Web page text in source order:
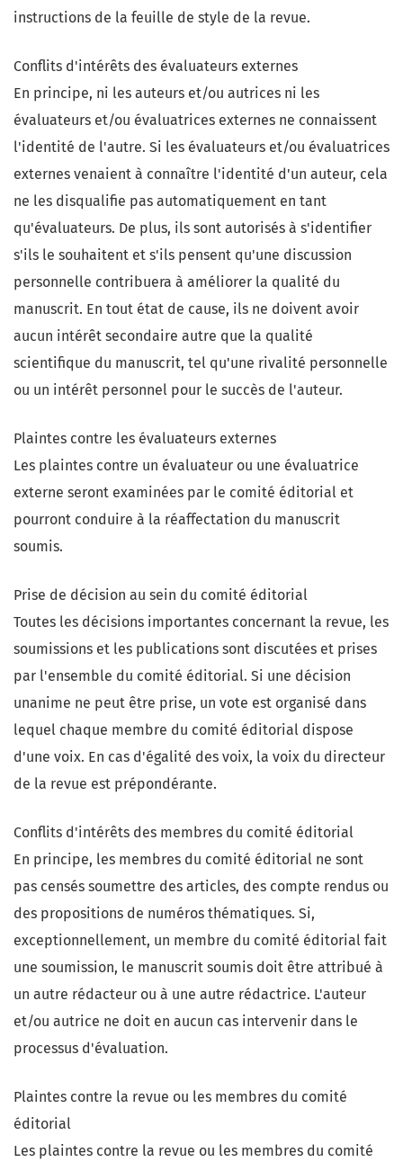
instructions de la feuille de style de la revue.
Conflits d'intérêts des évaluateurs externes
En principe, ni les auteurs et/ou autrices ni les
évaluateurs et/ou évaluatrices externes ne connaissent
l'identité de l'autre. Si les évaluateurs et/ou évaluatrices
externes venaient à connaître l'identité d'un auteur, cela
ne les disqualifie pas automatiquement en tant
qu'évaluateurs. De plus, ils sont autorisés à s'identifier
s'ils le souhaitent et s'ils pensent qu'une discussion
personnelle contribuera à améliorer la qualité du
manuscrit. En tout état de cause, ils ne doivent avoir
aucun intérêt secondaire autre que la qualité
scientifique du manuscrit, tel qu'une rivalité personnelle
ou un intérêt personnel pour le succès de l'auteur.
Plaintes contre les évaluateurs externes
Les plaintes contre un évaluateur ou une évaluatrice
externe seront examinées par le comité éditorial et
pourront conduire à la réaffectation du manuscrit
soumis.
Prise de décision au sein du comité éditorial
Toutes les décisions importantes concernant la revue, les
soumissions et les publications sont discutées et prises
par l'ensemble du comité éditorial. Si une décision
unanime ne peut être prise, un vote est organisé dans
lequel chaque membre du comité éditorial dispose
d'une voix. En cas d'égalité des voix, la voix du directeur
de la revue est prépondérante.
Conflits d'intérêts des membres du comité éditorial
En principe, les membres du comité éditorial ne sont
pas censés soumettre des articles, des compte rendus ou
des propositions de numéros thématiques. Si,
exceptionnellement, un membre du comité éditorial fait
une soumission, le manuscrit soumis doit être attribué à
un autre rédacteur ou à une autre rédactrice. L'auteur
et/ou autrice ne doit en aucun cas intervenir dans le
processus d'évaluation.
Plaintes contre la revue ou les membres du comité
éditorial
Les plaintes contre la revue ou les membres du comité